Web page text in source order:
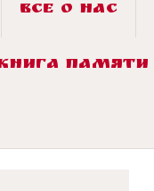
ВСЕ О НАС
ПАМЯТИ